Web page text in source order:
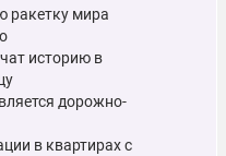
ракетку мира
историю в
дорожно-
в квартирах с